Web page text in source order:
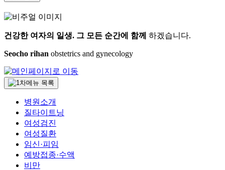
건강한 여자의 일생. 그 모든 순간에 함께 하겠습니다.
Seocho rihan obstetrics and gynecology
병원소개
질타이트닝
여성검진
여성질환
임신·피임
예방접종·수액
비만